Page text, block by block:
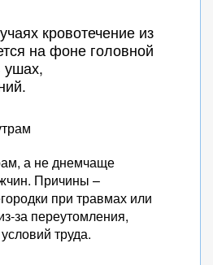
кровотечение из
на фоне головной
ушах,
а не днемчаще
Причины –
при травмах или
за переутомления,
труда.